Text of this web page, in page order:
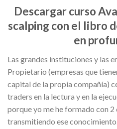
Descargar curso
scalping con el libro
en
Las grandes instituciones y las
Propietario (empresas que
capital de la propia compañía)
traders en la lectura y en la
porque yo me he formado con 2
transmitiendo ese